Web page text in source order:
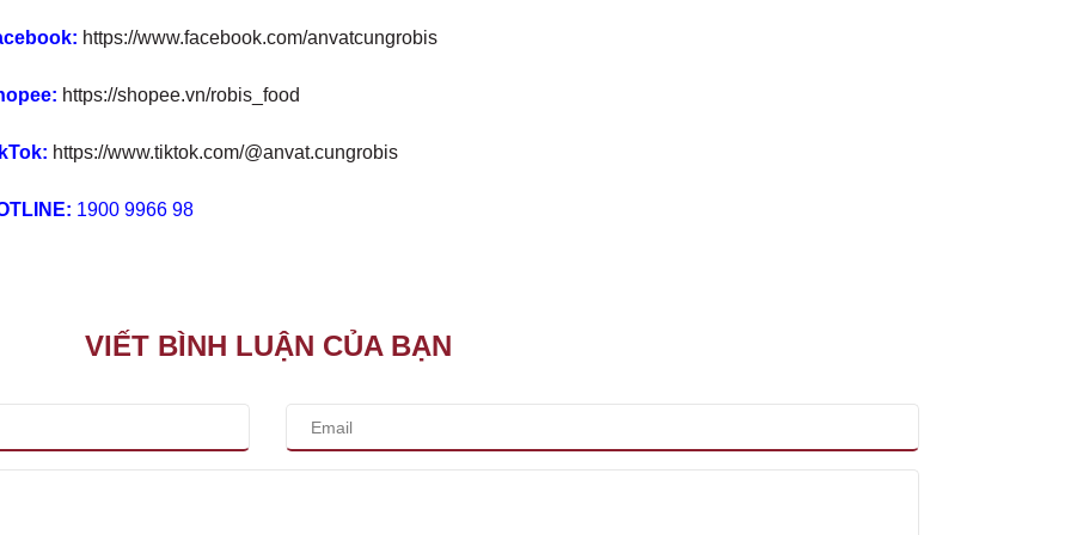
https://www.facebook.com/anvatcungrobis
https://shopee.vn/robis_food
https://www.tiktok.com/@anvat.cungrobis
1900 9966 98
VIẾT BÌNH LUẬN CỦA BẠN